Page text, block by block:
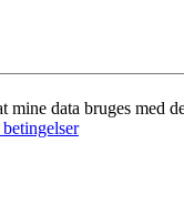
mine data bruges med